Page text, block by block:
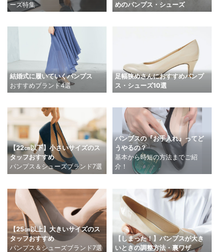
ーズ特集
めのパンプス・シューズ
結婚式に履いていくパンプス
おすすめブランド4選
足幅狭めさんにおすすめパンプ
ス・シューズ10選
【22㎝以下】小さいサイズのス
タッフおすすめ
パンプス＆シューズブランド7選
パンプスの『お手入れ』ってど
うやるの？
基本から時短の方法までご紹
介！
【25㎝以上】大きいサイズのス
タッフおすすめ
パンプス＆シューズブランド7選
【しまった！】パンプスが大き
いときの調整方法・裏ワザ